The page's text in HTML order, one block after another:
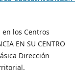
en los Centros
EN SU CENTRO
Dirección